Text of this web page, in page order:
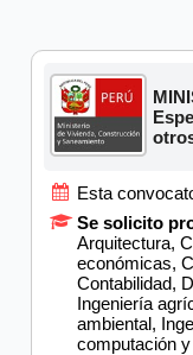
Esta
Se solicito
Arquitectura,
económicas,
Contabilidad,
Ingeniería
ambiental,
computación